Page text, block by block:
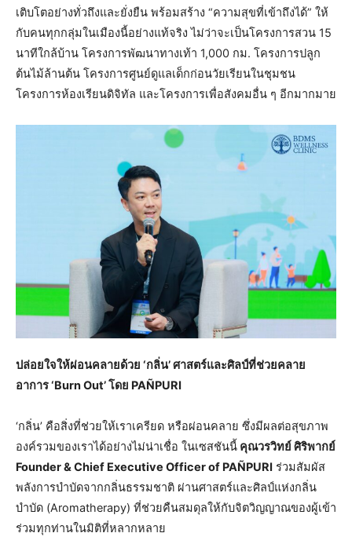
เติบโตอย่างทั่วถึงและยั่งยืน พร้อมสร้าง “ความสุขที่เข้าถึงได้” ให้
กับคนทุกกลุ่มในเมืองนี้อย่างแท้จริง ไม่ว่าจะเป็นโครงการสวน 15
นาทีใกล้บ้าน โครงการพัฒนาทางเท้า 1,000 กม. โครงการปลูก
ต้นไม้ล้านต้น โครงการศูนย์ดูแลเด็กก่อนวัยเรียนในชุมชน
โครงการห้องเรียนดิจิทัล และโครงการเพื่อสังคมอื่น ๆ อีกมากมาย
ปล่อยใจให้ผ่อนคลายด้วย ‘กลิ่น’ ศาสตร์และศิลป์ที่ช่วยคลาย
อาการ ‘Burn Out’ โดย PAÑPURI
‘กลิ่น’ คือสิ่งที่ช่วยให้เราเครียด หรือผ่อนคลาย ซึ่งมีผลต่อสุขภาพ
องค์รวมของเราได้อย่างไม่น่าเชื่อ ในเซสชันนี้ คุณวรวิทย์ ศิริพากย์
Founder & Chief Executive Officer of PAÑPURI ร่วมสัมผัส
พลังการบำบัดจากกลิ่นธรรมชาติ ผ่านศาสตร์และศิลป์แห่งกลิ่น
บำบัด (Aromatherapy) ที่ช่วยคืนสมดุลให้กับจิตวิญญาณของผู้เข้า
ร่วมทุกท่านในมิติที่หลากหลาย